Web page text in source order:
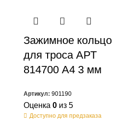
Зажимное кольцо
для троса АРТ
814700 А4 3 мм
Артикул: 901190
Оценка 0 из 5
Доступно для предзаказа